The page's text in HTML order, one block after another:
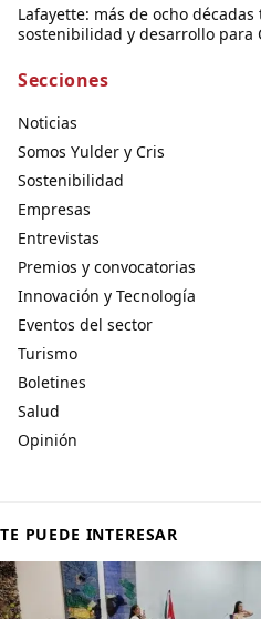
Lafayette: más de ocho
sostenibilidad y desarrollo para
Secciones
Noticias
Somos Yulder y Cris
Sostenibilidad
Empresas
Entrevistas
Premios y convocatorias
Innovación y Tecnología
Eventos del sector
Turismo
Boletines
Salud
Opinión
TE PUEDE INTERESAR